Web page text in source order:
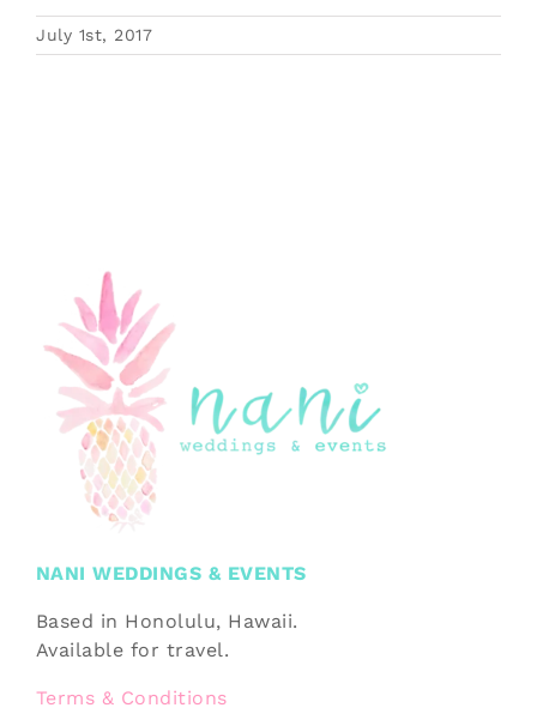
July 1st, 2017
NANI WEDDINGS & EVENTS
Based in Honolulu, Hawaii.
Available for travel.
Terms & Conditions